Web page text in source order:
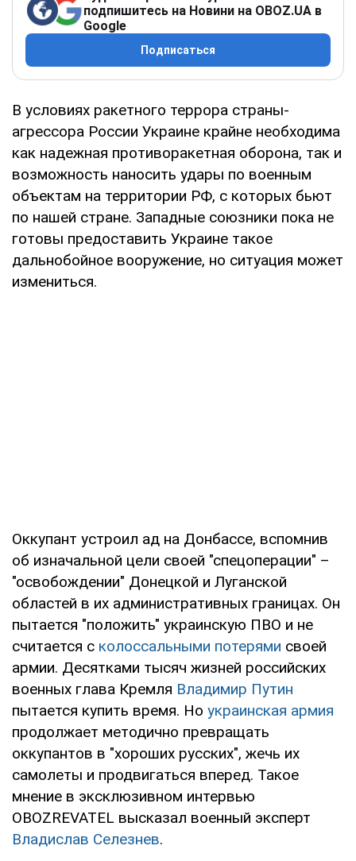
подпишитесь на Новини на OBOZ.UA в
Google
Подписаться
В условиях ракетного террора страны-
агрессора России Украине крайне необходима
как надежная противоракетная оборона, так и
возможность наносить удары по военным
объектам на территории РФ, с которых бьют
по нашей стране. Западные союзники пока не
готовы предоставить Украине такое
дальнобойное вооружение, но ситуация может
измениться.
Оккупант устроил ад на Донбассе, вспомнив
об изначальной цели своей "спецоперации" –
"освобождении" Донецкой и Луганской
областей в их административных границах. Он
пытается "положить" украинскую ПВО и не
считается с колоссальными потерями своей
армии. Десятками тысяч жизней российских
военных глава Кремля Владимир Путин
пытается купить время. Но украинская армия
продолжает методично превращать
оккупантов в "хороших русских", жечь их
самолеты и продвигаться вперед. Такое
мнение в эксклюзивном интервью
OBOZREVATEL высказал военный эксперт
Владислав Селезнев.